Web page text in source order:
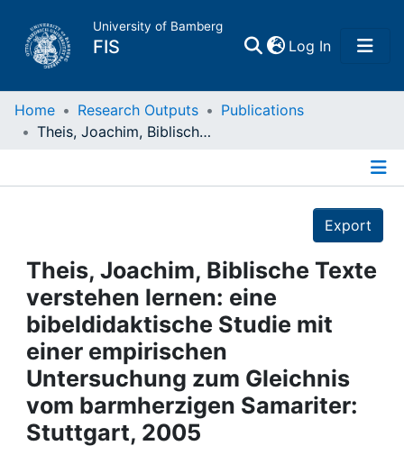
University of Bamberg
FIS Log In(current)
Home
Projects
People
Institutions
Awards
My FIS
Home Research Outputs
Publications
Theis, Joachim, Biblische Texte verstehen lernen: eine bibeldidaktische Studie mit einer empirischen Untersuchung zum Gleichnis vom barmherzigen Samariter: Stuttgart, 2005
Export
Theis, Joachim, Biblische Texte
verstehen lernen: eine
bibeldidaktische Studie mit
einer empirischen
Untersuchung zum Gleichnis
vom barmherzigen Samariter:
Stuttgart, 2005